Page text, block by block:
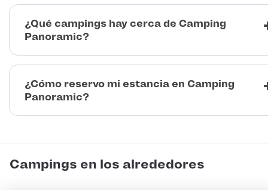
¿Qué campings hay cerca de Camping
Panoramic?
¿Cómo reservo mi estancia en Camping
Panoramic?
Campings en los alrededores